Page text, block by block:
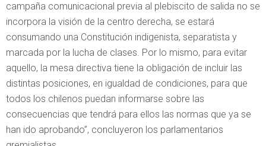
campaña comunicacional previa al plebiscito de salida no se
incorpora la visión de la centro derecha, se estará
consumando una Constitución indigenista, separatista y
marcada por la lucha de clases. Por lo mismo, para evitar
aquello, la mesa directiva tiene la obligación de incluir las
distintas posiciones, en igualdad de condiciones, para que
todos los chilenos puedan informarse sobre las
consecuencias que tendrá para ellos las normas que ya se
han ido aprobando”, concluyeron los parlamentarios